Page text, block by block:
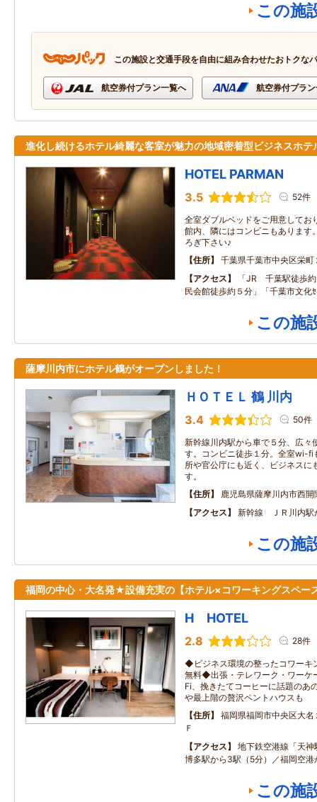
この施
この施設と交通手段を自由に組み合わせたおトクな
航空券付プラン一覧へ 航空券付プラ
進化し続けるホテル綺麗な客室が魅力の地域密着型ビジネスホテ
HOTEL PARMAN
3.5 52件
全室ダブルベッドをご用意してお
館内、隣にはコンビニもあります
ろぎ下さい♪
住所
千葉県千葉市中央区栄町
アクセス
「JR 千葉駅徒歩
民会館徒歩約５分」「千葉市文化
この施
薩摩川内市にホテル鶴がオープンしました！
ＨＯＴＥＬ 鶴 川内
3.4 50件
新幹線川内駅から車で５分、広々
す。コンビニ徒歩１分。全室wi-fi
所や官公庁にも近く、ビジネスに
す。
住所
鹿児島県薩摩川内市西
アクセス
新幹線 ＪＲ川内駅
この施
福岡の中心・大名発★設備充実の【ホテル×コワーキングスペー
H HOTEL
2.8 28件
◆ビジネス環境の整ったコワーキ
無料◆出張・テレワーク・ワーケ
Fi、挽きたてコーヒーに話題のあ
や最上階の贅沢ペントハウスも
住所
福岡県福岡市中央区大
Ｆ
アクセス
地下鉄空港線「天
博多駅から3駅（5分）／福岡空港
この施